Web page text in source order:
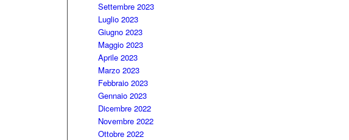
Settembre 2023
Luglio 2023
Giugno 2023
Maggio 2023
Aprile 2023
Marzo 2023
Febbraio 2023
Gennaio 2023
Dicembre 2022
Novembre 2022
Ottobre 2022